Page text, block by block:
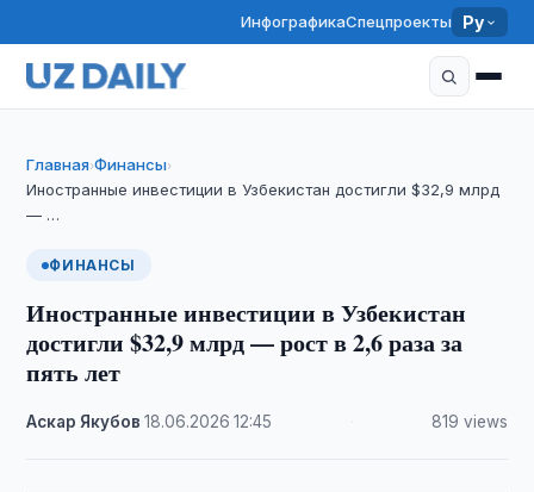
ИнфографикаСпецпроекты Ру
Главная›Финансы›
Иностранные инвестиции в Узбекистан достигли $32,9 млрд
— …
ФИНАНСЫ
Иностранные инвестиции в Узбекистан
достигли $32,9 млрд — рост в 2,6 раза за
пять лет
Аскар Якубов ·18.06.2026 ·12:45 819 views